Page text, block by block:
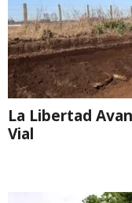
La Libertad
Vial